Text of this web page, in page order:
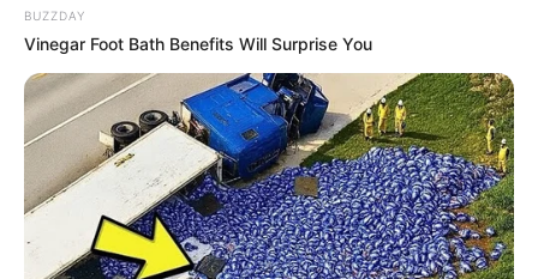
εργαστήρια κάνναβης στην Αττική και
πουλούσε ναρκωτικά μέχρι και στην
Πανεπιστημιούπολη
Δείτε όλες τις τελευταίεςΕιδήσεις από την Ελλάδα και
τον Κόσμο, τη στιγμή που συμβαίνουν, στοNewstok.gr.
BUZZDAY
Vinegar Foot Bath Benefits Will Surprise You